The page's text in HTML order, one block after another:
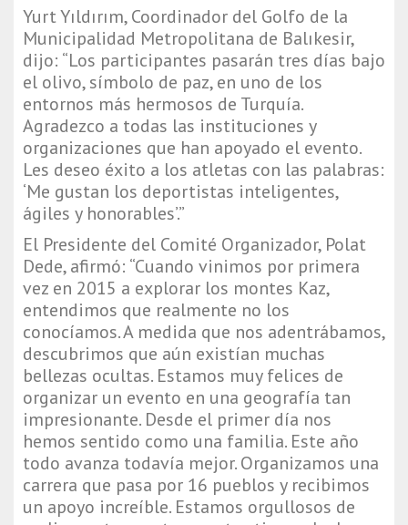
Yurt Yıldırım, Coordinador del Golfo de la
Municipalidad Metropolitana de Balıkesir,
dijo: “Los participantes pasarán tres días bajo
el olivo, símbolo de paz, en uno de los
entornos más hermosos de Turquía.
Agradezco a todas las instituciones y
organizaciones que han apoyado el evento.
Les deseo éxito a los atletas con las palabras:
‘Me gustan los deportistas inteligentes,
ágiles y honorables’.”
El Presidente del Comité Organizador, Polat
Dede, afirmó: “Cuando vinimos por primera
vez en 2015 a explorar los montes Kaz,
entendimos que realmente no los
conocíamos. A medida que nos adentrábamos,
descubrimos que aún existían muchas
bellezas ocultas. Estamos muy felices de
organizar un evento en una geografía tan
impresionante. Desde el primer día nos
hemos sentido como una familia. Este año
todo avanza todavía mejor. Organizamos una
carrera que pasa por 16 pueblos y recibimos
un apoyo increíble. Estamos orgullosos de